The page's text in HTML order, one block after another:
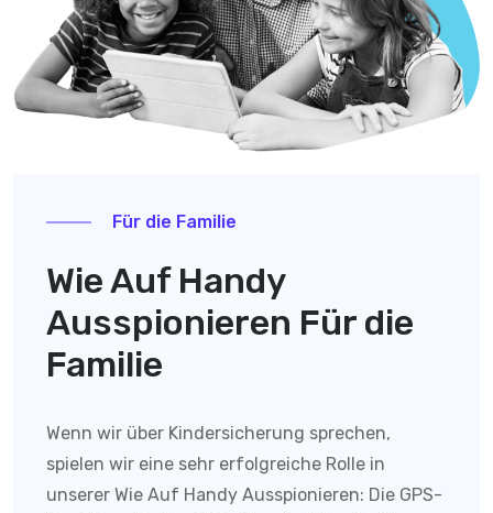
Für die Familie
Wie Auf Handy
Ausspionieren Für die
Familie
Wenn wir über Kindersicherung sprechen,
spielen wir eine sehr erfolgreiche Rolle in
unserer Wie Auf Handy Ausspionieren: Die GPS-